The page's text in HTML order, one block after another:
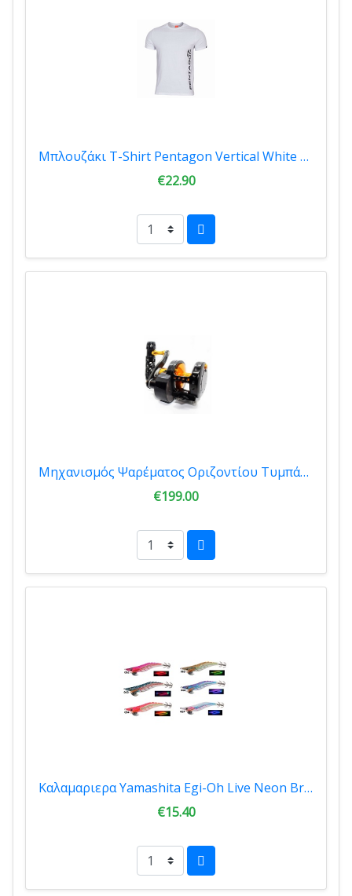
Μπλουζάκι T-Shirt Pentagon Vertical White K09012-00 PV
€22.90
Μηχανισμός Ψαρέματος Οριζοντίου Τυμπάνου Oceanic Jigger
€199.00
Καλαμαριερα Yamashita Egi-Oh Live Neon Bright 3.5 YA.10NB35-067
€15.40